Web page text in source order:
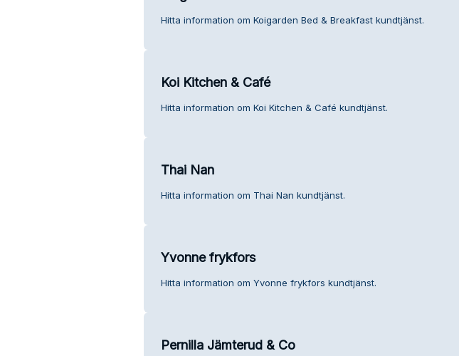
Hitta information om Koigarden Bed & Breakfast kundtjänst.
Koi Kitchen & Café
Hitta information om Koi Kitchen & Café kundtjänst.
Thai Nan
Hitta information om Thai Nan kundtjänst.
Yvonne frykfors
Hitta information om Yvonne frykfors kundtjänst.
Pernilla Jämterud & Co